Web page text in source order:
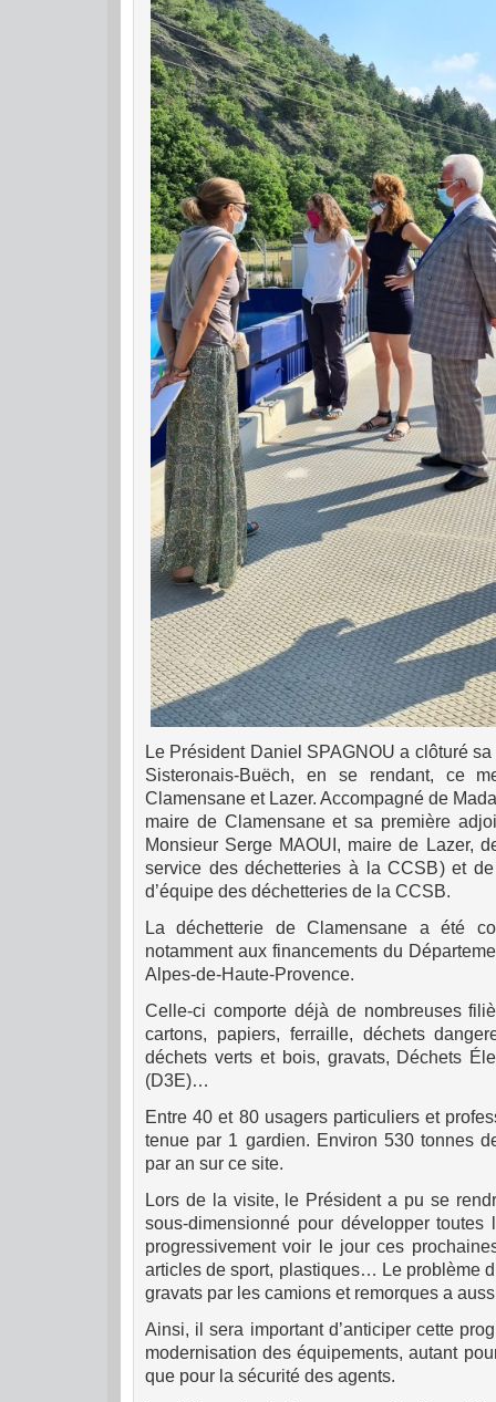
Le Président Daniel SPAGNOU a clôturé
Sisteronais-Buëch, en se rendant, ce
Clamensane et Lazer. Accompagné de
maire de Clamensane et sa première
Monsieur Serge MAOUI, maire de Lazer,
service des déchetteries à la CCSB) et
d’équipe des déchetteries de la CCSB.
La déchetterie de Clamensane a été
notamment aux financements du
Alpes-de-Haute-Provence.
Celle-ci comporte déjà de nombreuses
cartons, papiers, ferraille, déchets
déchets verts et bois, gravats, Déchets
(D3E)…
Entre 40 et 80 usagers particuliers et
tenue par 1 gardien. Environ 530 tonnes
par an sur ce site.
Lors de la visite, le Président a pu se
sous-dimensionné pour développer
progressivement voir le jour ces
articles de sport, plastiques… Le problème
gravats par les camions et remorques a
Ainsi, il sera important d’anticiper cette
modernisation des équipements, autant
que pour la sécurité des agents.